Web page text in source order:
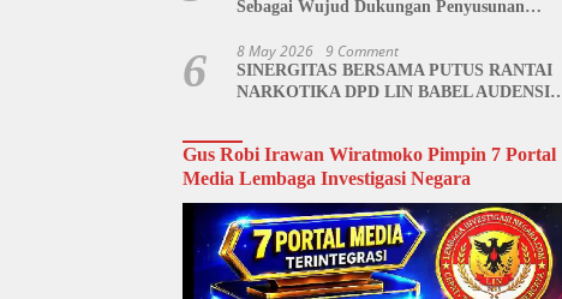
Sebagai Wujud Dukungan Penyusunan
6 8 May 2026 9 Comment
SINERGITAS BERSAMA PUTUS RANTAI
NARKOTIKA DPD LIN BABEL AUDENSI
Gus Robi Irawan Wiratmoko Pimpin 7 Portal
Media Lembaga Investigasi Negara
Video
Player